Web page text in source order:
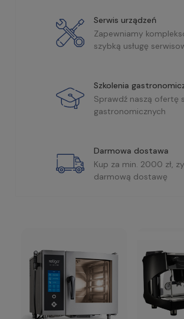
Serwis urządzeń
Zapewniamy
szybką usługę
Szkolenia
Sprawdź naszą ofertę
gastronomicznych
Darmowa dostawa
Kup za min. 2000 zł,
darmową dostawę